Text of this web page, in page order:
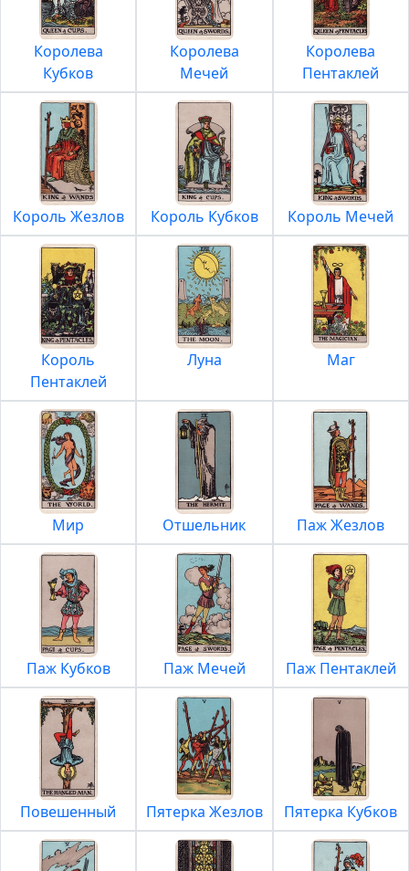
Королева
Кубков
Королева
Мечей
Королева
Пентаклей
Король Жезлов Король Кубков Король Мечей
Король
Пентаклей
Луна Маг
Мир Отшельник Паж Жезлов
Паж Кубков Паж Мечей Паж Пентаклей
Повешенный Пятерка Жезлов Пятерка Кубков